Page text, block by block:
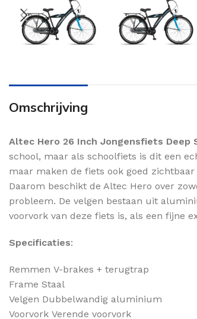
Omschrijving
Altec Hero 26 Inch Jongensfiets Deep
school, maar als schoolfiets is dit een
maar maken de fiets ook goed
Daarom beschikt de Altec Hero over
probleem. De velgen bestaan uit
voorvork van deze fiets is, als een fijne
Specificaties:
Remmen V-brakes + terugtrap
Frame Staal
Velgen Dubbelwandig aluminium
Voorvork Verende voorvork